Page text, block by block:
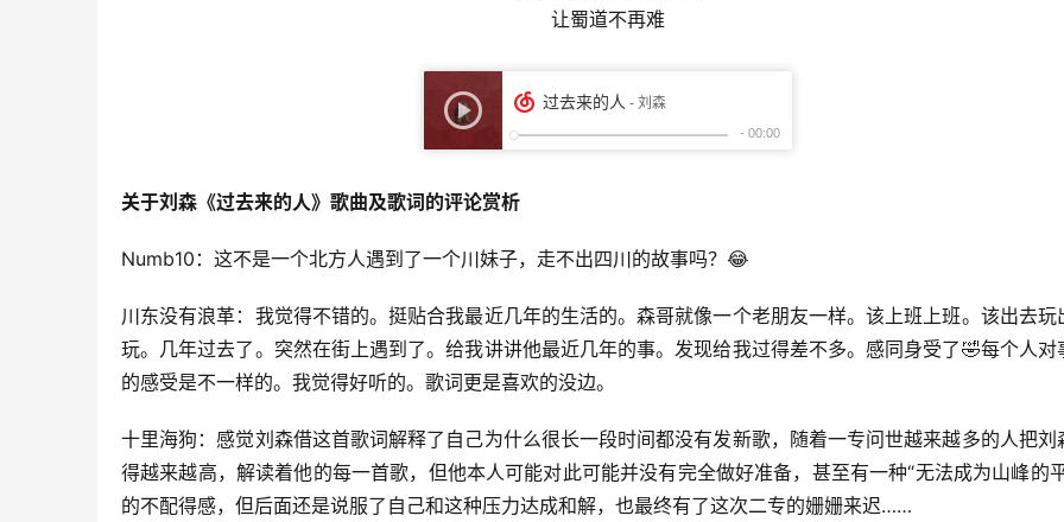
让蜀道不再难
关于刘森《过去来的人》歌曲及歌词的评论赏析
Numb10：这不是一个北方人遇到了一个川妹子，走不出四川的故事吗？😂
川东没有浪革：我觉得不错的。挺贴合我最近几年的生活的。森哥就像一个老朋友一样。该上班上班。该出去玩
玩。几年过去了。突然在街上遇到了。给我讲讲他最近几年的事。发现给我过得差不多。感同身受了🤣每个人对
的感受是不一样的。我觉得好听的。歌词更是喜欢的没边。
十里海狗：感觉刘森借这首歌词解释了自己为什么很长一段时间都没有发新歌，随着一专问世越来越多的人把刘
得越来越高，解读着他的每一首歌，但他本人可能对此可能并没有完全做好准备，甚至有一种“无法成为山峰的
的不配得感，但后面还是说服了自己和这种压力达成和解，也最终有了这次二专的姗姗来迟……